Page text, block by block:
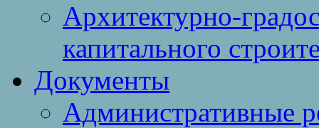
Архитектурно-
капитального
Документы
Административные